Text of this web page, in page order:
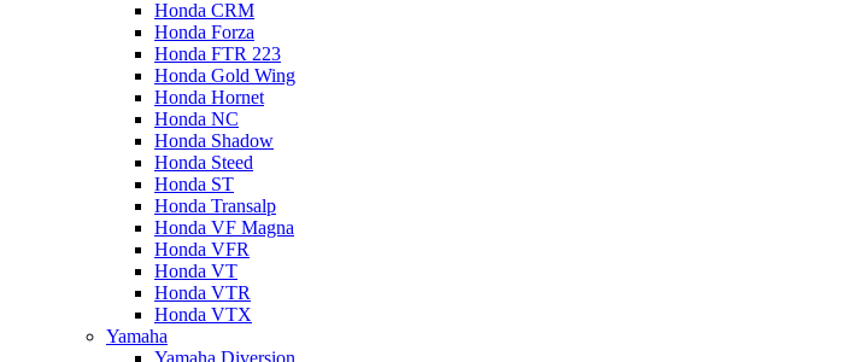
Honda CRM
Honda Forza
Honda FTR 223
Honda Gold Wing
Honda Hornet
Honda NC
Honda Shadow
Honda Steed
Honda ST
Honda Transalp
Honda VF Magna
Honda VFR
Honda VT
Honda VTR
Honda VTX
Yamaha
Yamaha Diversion